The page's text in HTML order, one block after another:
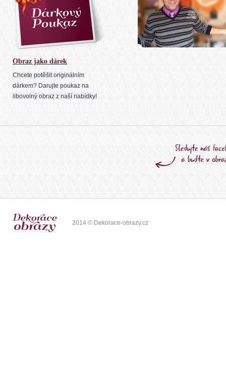
Obraz jako dárek
Chcete potěšit originálním
dárkem? Darujte poukaz na
libovolný obraz z naší nabídky!
2014 © Dekorace-obrazy.cz